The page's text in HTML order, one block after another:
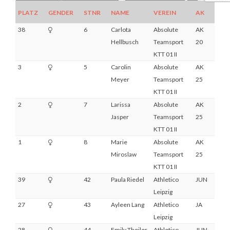
PLATZ GENDER STNR NAME VEREIN AK
38 6
Carlota
Hellbusch
Absolute
Teamsport
KTT 01 II
AK
20
3 5
Carolin
Meyer
Absolute
Teamsport
KTT 01 II
AK
25
2 7
Larissa
Jasper
Absolute
Teamsport
KTT 01 II
AK
25
1 8
Marie
Miroslaw
Absolute
Teamsport
KTT 01 II
AK
25
39 42 Paula Riedel
Athletico
Leipzig
JUN
27 43 Ayleen Lang
Athletico
Leipzig
JA